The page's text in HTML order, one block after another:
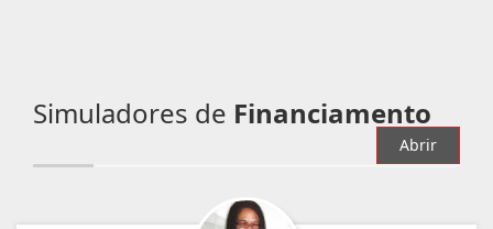
Simuladores de Financiamento
Abrir